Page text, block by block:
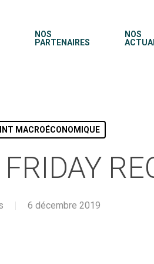
NOS
PARTENAIRES
NOS
MACROÉCONOMIQUE
6 décembre 2019